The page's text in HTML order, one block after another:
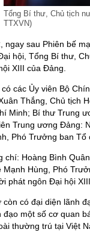
Tổng Bí thư, Chủ tịch
TTXVN)
ngay sau Phiên bế
hội, Tổng Bí thư,
XIII của Đảng.
các Ủy viên Bộ
Thắng, Chủ tịch
Minh; Bí thư Trung
Trung ương Đảng:
Phó Trưởng ban Tổ
chí: Hoàng Bình
Mạnh Hùng, Phó
phát ngôn Đại hội
còn có đại diện lãnh
đạo một số cơ quan
thường trú tại Việt